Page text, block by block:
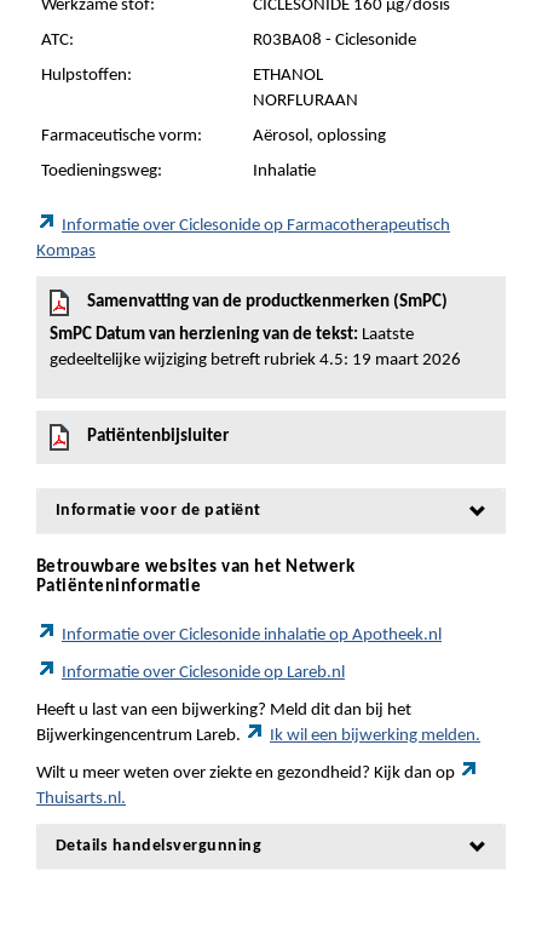
Werkzame stof:
CICLESONIDE 160 µg/dosis
ATC:
R03BA08 - Ciclesonide
Hulpstoffen:
ETHANOL
NORFLURAAN
Farmaceutische vorm:
Aërosol, oplossing
Toedieningsweg:
Inhalatie
Informatie over Ciclesonide op Farmacotherapeutisch
Kompas
Samenvatting van de productkenmerken (SmPC)
SmPC Datum van herziening van de tekst: Laatste
gedeeltelijke wijziging betreft rubriek 4.5: 19 maart 2026
Patiëntenbijsluiter
Informatie voor de patiënt
Betrouwbare websites van het Netwerk
Patiënteninformatie
Informatie over Ciclesonide inhalatie op Apotheek.nl
Informatie over Ciclesonide op Lareb.nl
Heeft u last van een bijwerking? Meld dit dan bij het
Bijwerkingencentrum Lareb.
Ik wil een bijwerking melden.
Wilt u meer weten over ziekte en gezondheid? Kijk dan op
Thuisarts.nl.
Details handelsvergunning